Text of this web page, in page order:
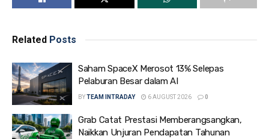
Related Posts
Saham SpaceX Merosot 13% Selepas
Pelaburan Besar dalam AI
BYTEAM INTRADAY 6 AUGUST 2026 0
Grab Catat Prestasi Memberangsangkan,
Naikkan Unjuran Pendapatan Tahunan